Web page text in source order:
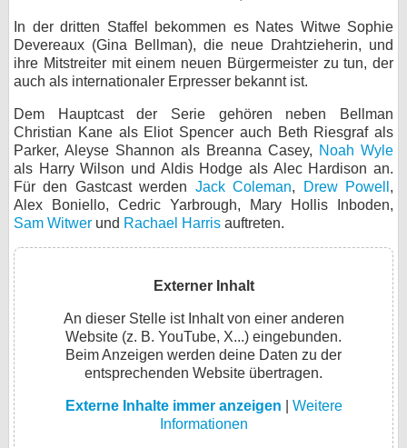
In der dritten Staffel bekommen es Nates Witwe Sophie
Devereaux (Gina Bellman), die neue Drahtzieherin, und
ihre Mitstreiter mit einem neuen Bürgermeister zu tun, der
auch als internationaler Erpresser bekannt ist.
Dem Hauptcast der Serie gehören neben Bellman
Christian Kane als Eliot Spencer auch Beth Riesgraf als
Parker, Aleyse Shannon als Breanna Casey, Noah Wyle
als Harry Wilson und Aldis Hodge als Alec Hardison an.
Für den Gastcast werden Jack Coleman, Drew Powell ,
Alex Boniello, Cedric Yarbrough, Mary Hollis Inboden,
Sam Witwer und Rachael Harris auftreten.
Externer Inhalt
An dieser Stelle ist Inhalt von einer anderen
Website (z. B. YouTube, X...) eingebunden.
Beim Anzeigen werden deine Daten zu der
entsprechenden Website übertragen.
Externe Inhalte immer anzeigen
Weitere
Informationen
Nutzungsbedingungen
Datenschutz
Cookie-Einstellungen
Impressum
Desktop-Ansicht
myFanbase